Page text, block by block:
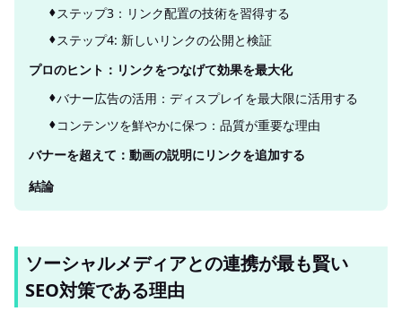
ステップ3：リンク配置の技術を習得する
ステップ4: 新しいリンクの公開と検証
プロのヒント：リンクをつなげて効果を最大化
バナー広告の活用：ディスプレイを最大限に活用する
コンテンツを鮮やかに保つ：品質が重要な理由
バナーを超えて：動画の説明にリンクを追加する
結論
ソーシャルメディアとの連携が最も賢い
SEO対策である理由